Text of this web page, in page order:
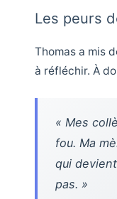
Les peurs
Thomas a mis
à réfléchir. À
« Mes
fou. Ma
qui
pas. »